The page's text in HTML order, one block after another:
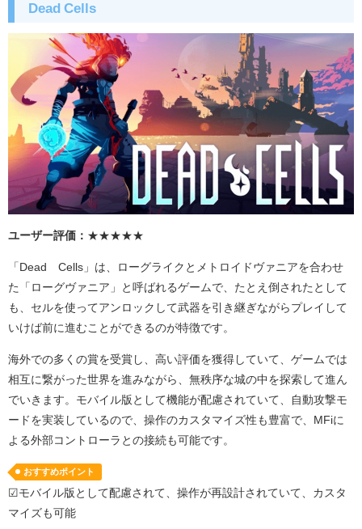
Dead Cells
ユーザー評価： ★★★★★
「 Dead Cells 」は、ローグライクとメトロイドヴァニアを合わせ
た「ローグヴァニア」と呼ばれるゲームで、たとえ倒されたとして
も、セルを使ってアンロックして武器を引き継ぎながらプレイして
いけば前に進むことができるのが特徴です。
海外での多くの賞を受賞し、高い評価を獲得していて、ゲームでは
相互に繋がった世界を進みながら、無秩序な城の中を探索して進ん
でいきます。モバイル版として機能が配慮されていて、自動攻撃モ
ードを実装しているので、操作のカスタマイズ性も豊富で、
MFiに
よる外部コントローラとの接続も可能です。
おすすめポイント
☑モバイル版として配慮されて、操作が再設計されていて、カスタ
マイズも可能